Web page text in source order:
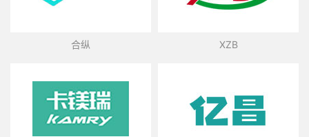
合纵 XZB